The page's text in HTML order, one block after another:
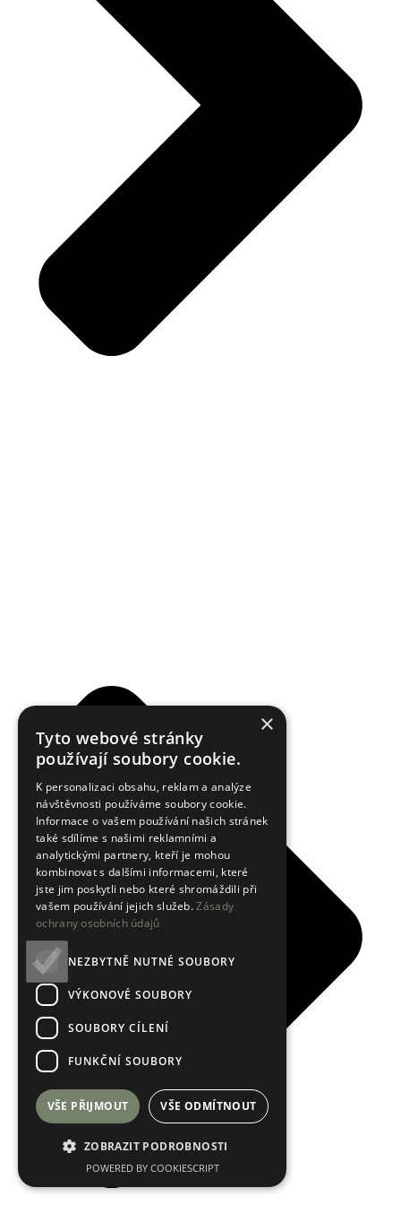
×
Tyto webové stránky
používají soubory cookie.
K personalizaci obsahu, reklam a analýze
návštěvnosti používáme soubory cookie.
Informace o vašem používání našich stránek
také sdílíme s našimi reklamními a
analytickými partnery, kteří je mohou
kombinovat s dalšími informacemi, které
jste jim poskytli nebo které shromáždili při
vašem používání jejich služeb.Zásady
ochrany osobních údajů
NEZBYTNĚ NUTNÉ SOUBORY
VÝKONOVÉ SOUBORY
SOUBORY CÍLENÍ
FUNKČNÍ SOUBORY
VŠE PŘIJMOUT VŠE ODMÍTNOUT
ZOBRAZIT PODROBNOSTI
POWERED BY COOKIESCRIPT